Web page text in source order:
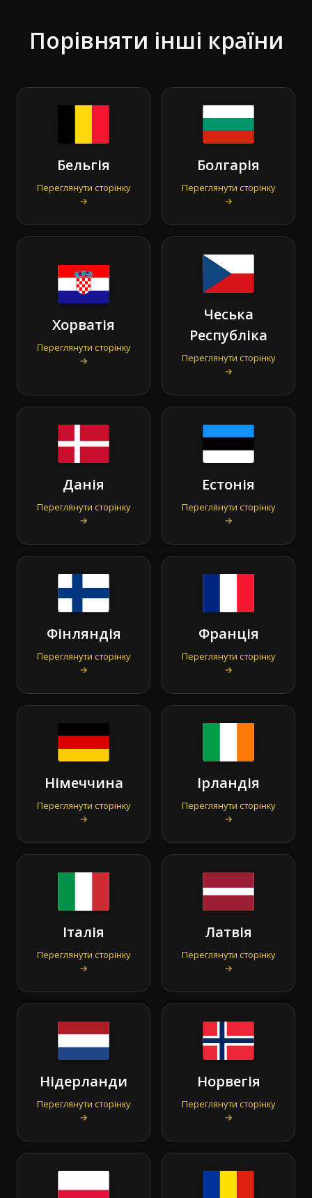
Порівняти інші країни
Бельгія
Переглянути сторінку
→
Болгарія
Переглянути сторінку
→
Хорватія
Переглянути сторінку
→
Чеська
Республіка
Переглянути сторінку
→
Данія
Переглянути сторінку
→
Естонія
Переглянути сторінку
→
Фінляндія
Переглянути сторінку
→
Франція
Переглянути сторінку
→
Німеччина
Переглянути сторінку
→
Ірландія
Переглянути сторінку
→
Італія
Переглянути сторінку
→
Латвія
Переглянути сторінку
→
Нідерланди
Переглянути сторінку
→
Норвегія
Переглянути сторінку
→